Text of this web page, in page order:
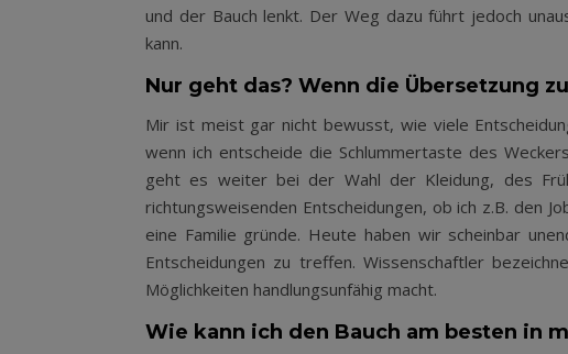
und der Bauch lenkt. Der Weg dazu führt jedoch
kann.
Nur geht das? Wenn die Übersetzung
Mir ist meist gar nicht bewusst, wie viele
wenn ich entscheide die Schlummertaste des
geht es weiter bei der Wahl der Kleidung, des
richtungsweisenden Entscheidungen, ob ich z.B. den
eine Familie gründe. Heute haben wir scheinbar
Entscheidungen zu treffen. Wissenschaftler
Möglichkeiten handlungsunfähig macht.
Wie kann ich den Bauch am besten in